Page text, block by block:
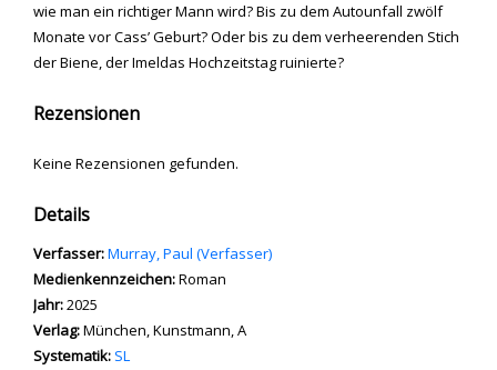
wie man ein richtiger Mann wird? Bis zu dem Autounfall zwölf
Monate vor Cass’ Geburt? Oder bis zu dem verheerenden Stich
der Biene, der Imeldas Hochzeitstag ruinierte?
Rezensionen
Keine Rezensionen gefunden.
Details
Verfasser:Suche nach diesem Verfasser
Murray, Paul (Verfasser)
Medienkennzeichen:Roman
Jahr:2025
Verlag:München, Kunstmann, A
opens in new tab
Diesen Link in neuem Tab öffnen
Systematik: Suche nach dieser Systematik
SL